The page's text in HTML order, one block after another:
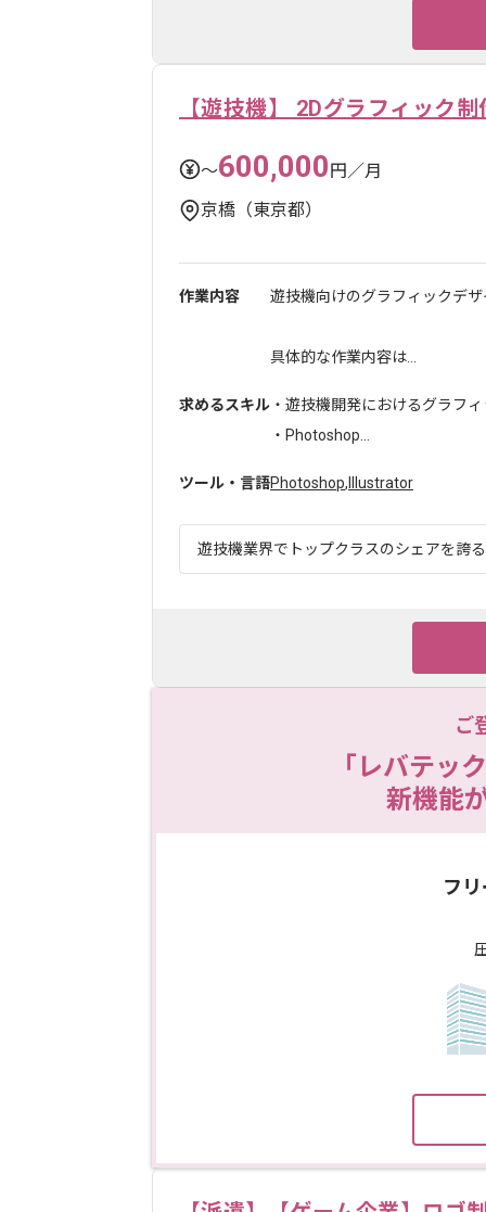
【遊技機】 2Dグラフィック制
〜600,000円／月
京橋（東京都）
作業内容 遊技機向けのグラフィックデ
具体的な作業内容は...
求めるスキル ・遊技機開発におけるグラフ
・Photoshop...
ツール・言語Photoshop, Illustrator
遊技機業界でトップクラスのシェアを誇
ご
「レバテッ
新機能
フ